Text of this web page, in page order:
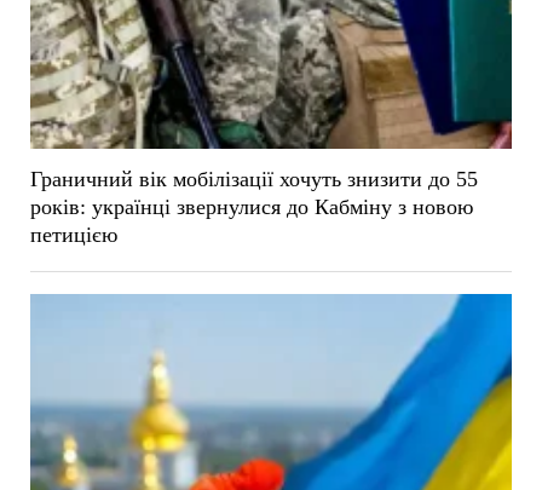
Граничний вік мобілізації хочуть знизити до 55
років: українці звернулися до Кабміну з новою
петицією